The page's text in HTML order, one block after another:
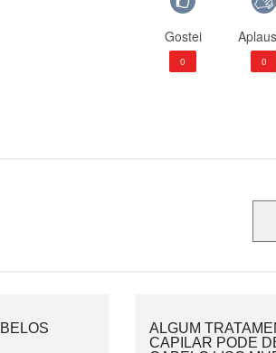
Gostei
0 0
ALGUM
CAPILAR PODE